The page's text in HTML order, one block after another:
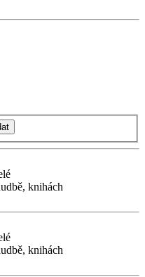
knihách
knihách